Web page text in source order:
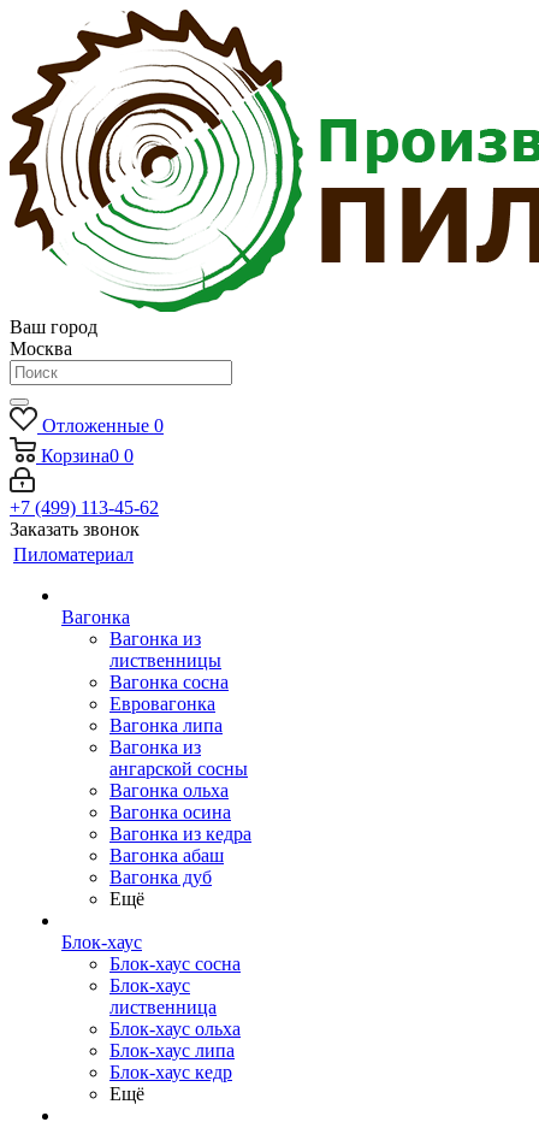
Ваш город
Москва
Отложенные 0
Корзина0 0
+7 (499) 113-45-62
Заказать звонок
Пиломатериал
Вагонка
Вагонка из
лиственницы
Вагонка сосна
Евровагонка
Вагонка липа
Вагонка из
ангарской сосны
Вагонка ольха
Вагонка осина
Вагонка из кедра
Вагонка абаш
Вагонка дуб
Ещё
Блок-хаус
Блок-хаус сосна
Блок-хаус
лиственница
Блок-хаус ольха
Блок-хаус липа
Блок-хаус кедр
Ещё